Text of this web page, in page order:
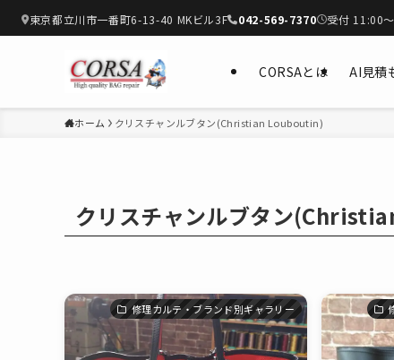
東京都立川市一番町6-13-40 MKビル3F 042-569-7370 受付 11:00
CORSAとは AI見積
ホーム クリスチャンルブタン(Christian Louboutin)
クリスチャンルブタン
修理カルテ・ブランド別ギャラリー